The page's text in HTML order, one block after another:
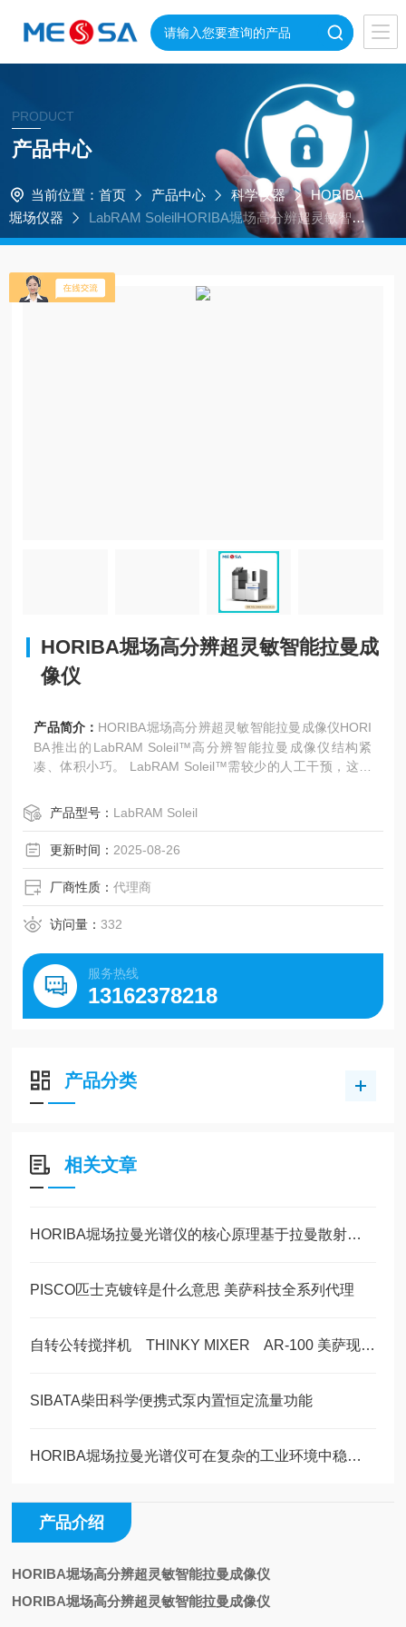
PRODUCT
产品中心
当前位置： 首页 产品中心 科学仪器
HORIBA
堀场仪器
LabRAM SoleilHORIBA堀场高分辨超灵敏智能
拉曼成像仪
HORIBA堀场高分辨超灵敏智能拉曼成
像仪
产品简介： HORIBA堀场高分辨超灵敏智能拉曼成像仪HORI
BA推出的LabRAM Soleil™高分辨智能拉曼成像仪结构紧
凑、体积小巧。 LabRAM Soleil™需较少的人工干预，这得
镜自动切换、SmartSampling™和QScan™提供的快速成
像、4块光栅快速全自动切换、光路自动准直以及LabSpec 6
智能软件功能。
产品型号： LabRAM Soleil
更新时间： 2025-08-26
厂商性质：代理商
访问量：332
服务热线
13162378218
产品分类
相关文章
HORIBA堀场拉曼光谱仪的核心原理基于拉曼散射效应
PISCO匹士克镀锌是什么意思 美萨科技全系列代理
自转公转搅拌机 THINKY MIXER AR-100 美萨现货系列
SIBATA柴田科学便携式泵内置恒定流量功能
HORIBA堀场拉曼光谱仪可在复杂的工业环境中稳定运行
产品介绍
HORIBA堀场高分辨超灵敏智能拉曼成像仪
HORIBA堀场高分辨超灵敏智能拉曼成像仪